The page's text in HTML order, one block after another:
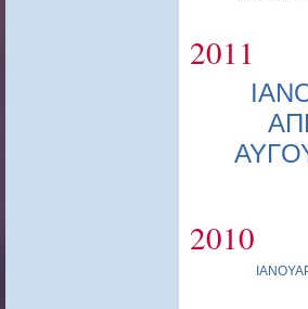
2011
2010